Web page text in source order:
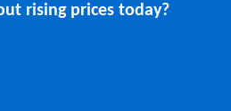
rising prices today?